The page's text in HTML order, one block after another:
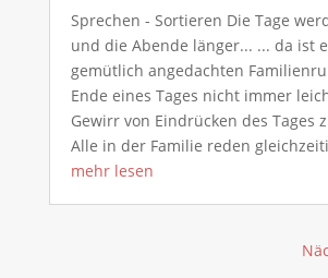
Sprechen - Sortieren Die Tage
und die Abende länger... ... da ist
gemütlich angedachten
Ende eines Tages nicht immer
Gewirr von Eindrücken des Tages
Alle in der Familie reden
mehr lesen